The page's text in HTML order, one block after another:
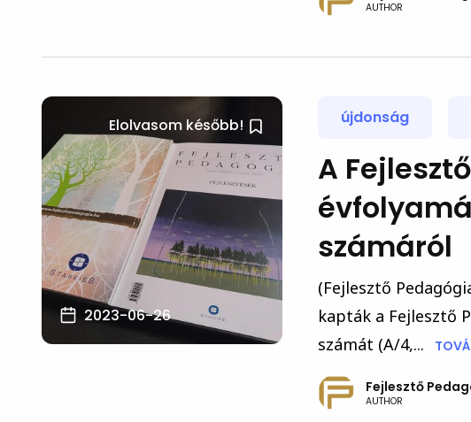
AUTHOR
Elolvasom később!
2023-06-26
újdonság
A
számáról
(Fejlesztő
kapták a Fejlesztő
számát (A/4,...
Fejlesztő
AUTHOR